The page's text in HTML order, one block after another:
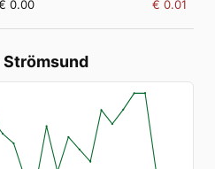
0.00 € 0.01
Strömsund